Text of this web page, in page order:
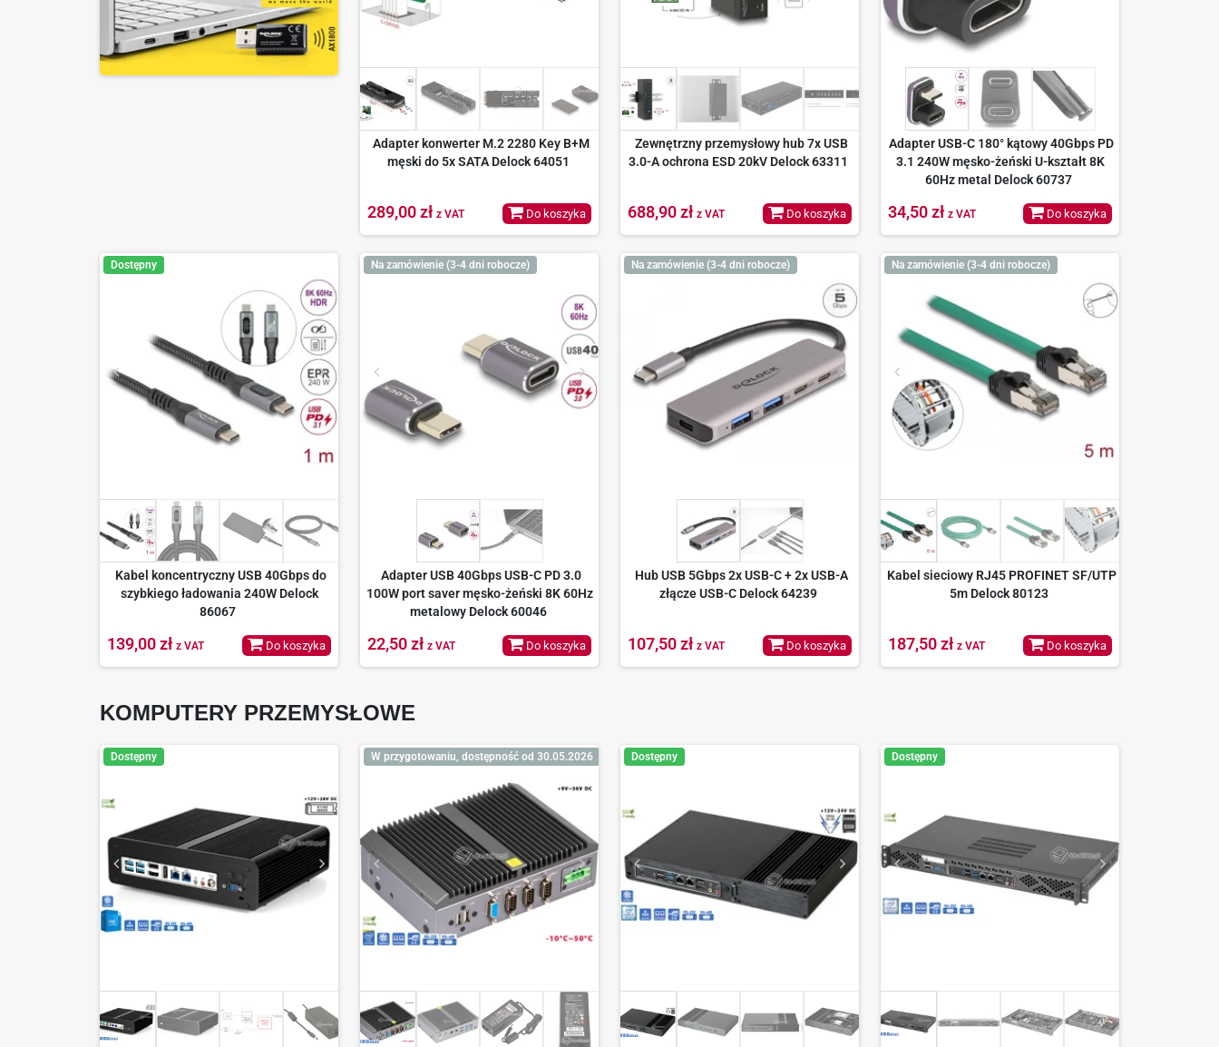
Adapter konwerter M.2 2280 Key B+M
męski do 5x SATA Delock 64051
289,00 zł z VAT Do koszyka
Zewnętrzny przemysłowy hub 7x USB
3.0-A ochrona ESD 20kV Delock 63311
688,90 zł z VAT Do koszyka
Adapter USB-C 180° kątowy 40Gbps PD
3.1 240W męsko-żeński U-kształt 8K
60Hz metal Delock 60737
34,50 zł z VAT Do koszyka
Dostępny
Kabel koncentryczny USB 40Gbps do
szybkiego ładowania 240W Delock
86067
139,00 zł z VAT Do koszyka
Na zamówienie (3-4 dni robocze)
Adapter USB 40Gbps USB-C PD 3.0
100W port saver męsko-żeński 8K 60Hz
metalowy Delock 60046
22,50 zł z VAT Do koszyka
Na zamówienie (3-4 dni robocze)
Hub USB 5Gbps 2x USB-C + 2x USB-A
złącze USB-C Delock 64239
107,50 zł z VAT Do koszyka
Na zamówienie (3-4 dni robocze)
Kabel sieciowy RJ45 PROFINET SF/UTP
5m Delock 80123
187,50 zł z VAT Do koszyka
KOMPUTERY PRZEMYSŁOWE
Dostępny W przygotowaniu, dostępność od 30.05.2026 Dostępny Dostępny